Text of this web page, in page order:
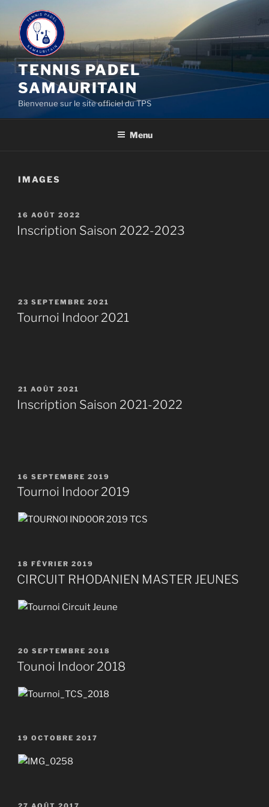
contenu
principal
TENNIS PADEL
SAMAURITAIN
Bienvenue sur le site officiel du TPS
Menu
IMAGES
PUBLIÉ
LE
16 AOÛT 2022
Inscription Saison 2022-2023
PUBLIÉ
LE
23 SEPTEMBRE 2021
Tournoi Indoor 2021
PUBLIÉ
LE
21 AOÛT 2021
Inscription Saison 2021-2022
PUBLIÉ
LE
16 SEPTEMBRE 2019
Tournoi Indoor 2019
PUBLIÉ
LE
18 FÉVRIER 2019
CIRCUIT RHODANIEN MASTER JEUNES
PUBLIÉ
LE
20 SEPTEMBRE 2018
Tounoi Indoor 2018
PUBLIÉ
19 OCTOBRE 2017
PUBLIÉ